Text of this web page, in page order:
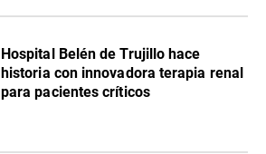
Hospital Belén de Trujillo hace
historia con innovadora terapia renal
para pacientes críticos